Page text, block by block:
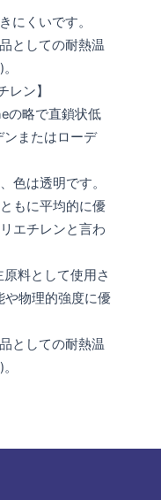
にくいです。
としての耐熱温
レン】
の略で直鎖状低
ンまたはローデ
色は透明です。
もに平均的に優
エチレンと言わ
原料として使用さ
や物理的強度に優
としての耐熱温